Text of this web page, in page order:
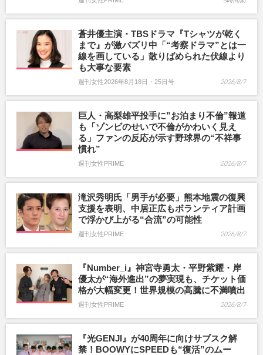
蒼井優主演・TBSドラマ『Tシャツが乾く
まで』が激バズリ中「“考察ドラマ”とは一
線を画している」散りばめられた伏線より
も大事な要素
週刊女性2026年8月18日・25日号 2026/8/7
巨人・高梨雄平投手に”お泊まり不倫”報道
も「ゾンビのせいで不倫がかわいく見え
る」ファンの反応が示す野球界の“不祥事
慣れ”
週刊女性PRIME 2026/8/7
滝沢秀明氏「男手が必要」熊本地震の復興
支援を表明、中居正広もボランティア計画
で浮かび上がる“合流”の可能性
週刊女性PRIME 2026/8/7
『Number_i』神宮寺勇太・平野紫耀・岸
優太が“海外進出”の夢実現も、チケット価
格が大幅変更！世界規模の高騰に不満噴出
週刊女性PRIME 2026/8/7
『光GENJI』が40周年に向けサブスク解
禁！BOOWYにSPEEDも“復活”のムー